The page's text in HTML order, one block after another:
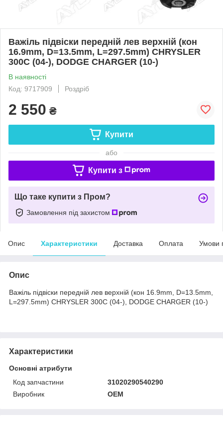
Важіль підвіски передній лев верхній (кон
16.9mm, D=13.5mm, L=297.5mm) CHRYSLER
300C (04-), DODGE CHARGER (10-)
В наявності
Код: 9717909
Роздріб
2 550 ₴
Купити
або
Купити з
Що таке купити з Пром?
Замовлення під захистом
Опис Характеристики Доставка Оплата Умови
Опис
Важіль підвіски передній лев верхній (кон 16.9mm, D=13.5mm,
L=297.5mm) CHRYSLER 300C (04-), DODGE CHARGER (10-)
Характеристики
Основні атрибути
Код запчастини
31020290540290
Виробник
OEM